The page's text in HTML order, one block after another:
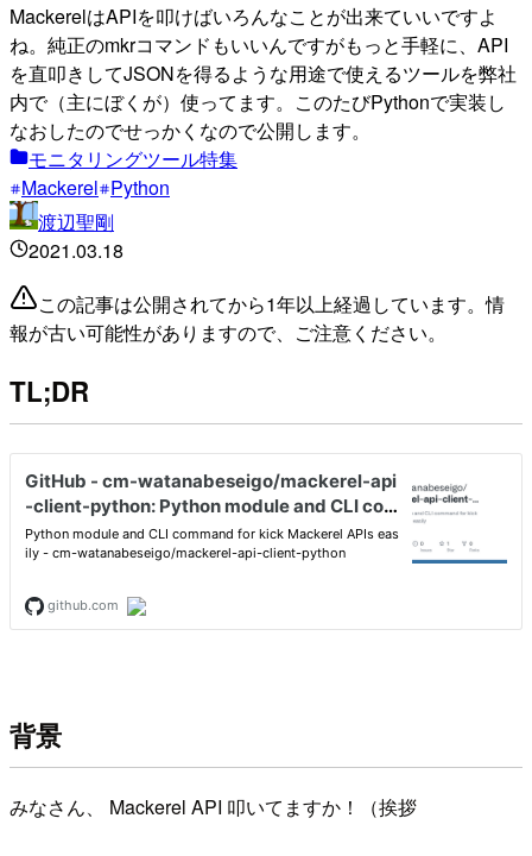
MackerelはAPIを叩けばいろんなことが出来ていいですよ
ね。純正のmkrコマンドもいいんですがもっと手軽に、API
を直叩きしてJSONを得るような用途で使えるツールを弊社
内で（主にぼくが）使ってます。このたびPythonで実装し
なおしたのでせっかくなので公開します。
モニタリングツール特集
Mackerel Python
渡辺聖剛
2021.03.18
この記事は公開されてから1年以上経過しています。情
報が古い可能性がありますので、ご注意ください。
TL;DR
背景
みなさん、 Mackerel API 叩いてますか！（挨拶